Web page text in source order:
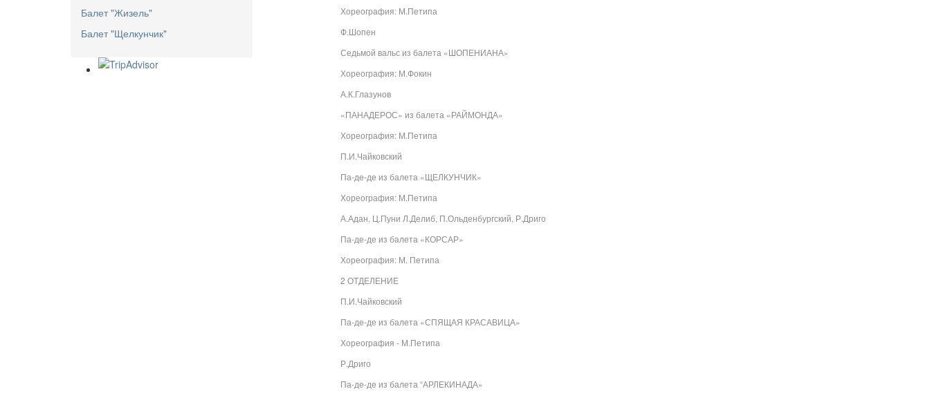
Хореография: М.Петипа
Ф.Шопен
Седьмой вальс из балета «ШОПЕНИАНА»
Хореография: М.Фокин
А.К.Глазунов
«ПАНАДЕРОС» из балета «РАЙМОНДА»
Хореография: М.Петипа
П.И.Чайковский
Па-де-де из балета «ЩЕЛКУНЧИК»
Хореография: М.Петипа
А.Адан, Ц.Пуни Л.Делиб, П.Ольденбургский, Р.Дриго
Па-де-де из балета «КОРСАР»
Хореография: М. Петипа
2 ОТДЕЛЕНИЕ
П.И.Чайковский
Па-де-де из балета «СПЯЩАЯ КРАСАВИЦА»
Хореография - М.Петипа
Р.Дриго
Па-де-де из балета “АРЛЕКИНАДА»
Балет "Жизель"
Балет "Щелкунчик"